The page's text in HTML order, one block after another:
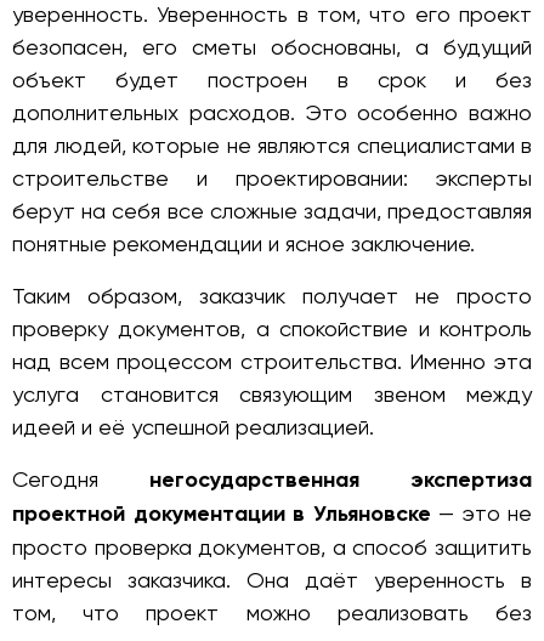
уверенность. Уверенность в том, что его проект
безопасен, его сметы обоснованы, а будущий
объект будет построен в срок и без
дополнительных расходов. Это особенно важно
для людей, которые не являются специалистами в
строительстве и проектировании: эксперты
берут на себя все сложные задачи, предоставляя
понятные рекомендации и ясное заключение.
Таким образом, заказчик получает не просто
проверку документов, а спокойствие и контроль
над всем процессом строительства. Именно эта
услуга становится связующим звеном между
идеей и её успешной реализацией.
Сегодня негосударственная экспертиза
проектной документации в Ульяновске — это не
просто проверка документов, а способ защитить
интересы заказчика. Она даёт уверенность в
том, что проект можно реализовать без